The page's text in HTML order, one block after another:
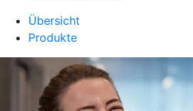
Übersicht
Produkte